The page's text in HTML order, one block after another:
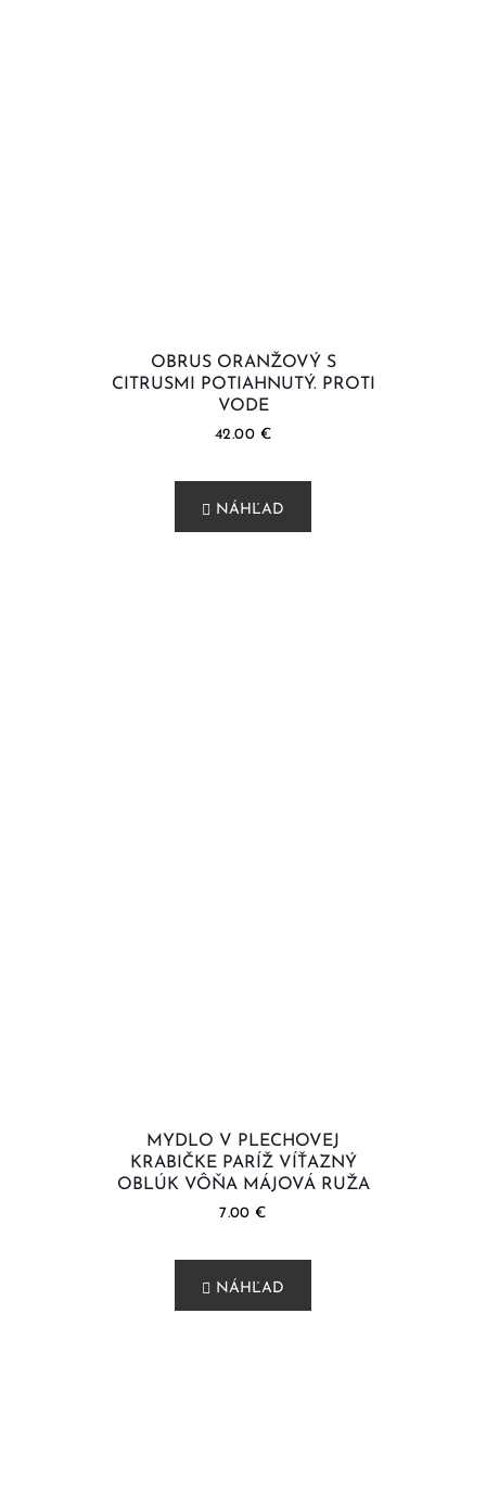
OBRUS ORANŽOVÝ S
CITRUSMI POTIAHNUTÝ. PROTI
VODE
42.00 €
NÁHĽAD
MYDLO V PLECHOVEJ
KRABIČKE PARÍŽ VÍŤAZNÝ
OBLÚK VÔŇA MÁJOVÁ RUŽA
7.00€
NÁHĽAD